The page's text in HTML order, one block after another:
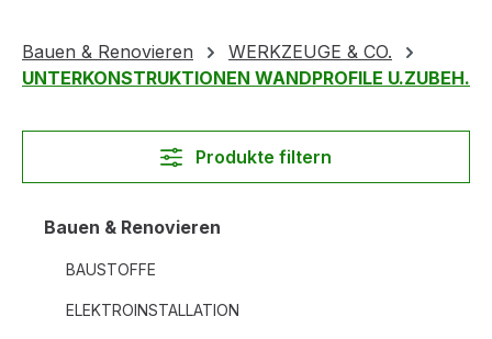
Bauen & Renovieren
WERKZEUGE & CO.
UNTERKONSTRUKTIONEN WANDPROFILE U.ZUBEH.
Produkte filtern
Bauen & Renovieren
BAUSTOFFE
ELEKTROINSTALLATION